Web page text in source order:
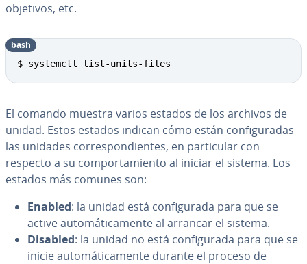
objetivos, etc.
$ systemctl list-units-files
bash
El comando muestra varios estados de los archivos de
unidad. Estos estados indican cómo están co­n­fi­gu­ra­das
las unidades co­rre­s­po­n­die­n­tes, en pa­r­ti­cu­lar con
respecto a su co­m­po­r­ta­mie­n­to al iniciar el sistema. Los
estados más comunes son:
Enabled: la unidad está co­n­fi­gu­ra­da para que se
active au­to­má­ti­ca­me­n­te al arrancar el sistema.
Disabled: la unidad no está co­n­fi­gu­ra­da para que se
inicie au­to­má­ti­ca­me­n­te durante el proceso de